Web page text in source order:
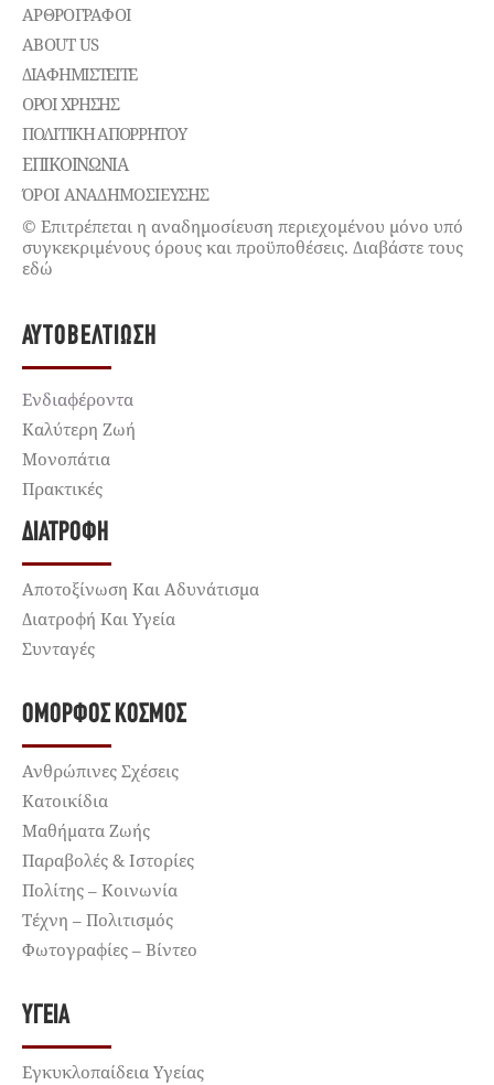
ΑΡΘΡΟΓΡΑΦΟΙ
ABOUT US
ΔΙΑΦΗΜΙΣΤΕΊΤΕ
ΌΡΟΙ ΧΡΉΣΗΣ
ΠΟΛΙΤΙΚΉ ΑΠΟΡΡΉΤΟΥ
ΕΠΙΚΟΙΝΩΝΊΑ
ΌΡΟΙ ΑΝΑΔΗΜΟΣΙΕΥΣΗΣ
© Επιτρέπεται η αναδημοσίευση περιεχομένου μόνο υπό
συγκεκριμένους όρους και προϋποθέσεις. Διαβάστε τους
εδώ
ΑΥΤΟΒΕΛΤΊΩΣΗ
Ενδιαφέροντα
Καλύτερη Ζωή
Μονοπάτια
Πρακτικές
ΔΙΑΤΡΟΦΉ
Αποτοξίνωση Και Αδυνάτισμα
Διατροφή Και Υγεία
Συνταγές
ΌΜΟΡΦΟΣ ΚΌΣΜΟΣ
Ανθρώπινες Σχέσεις
Κατοικίδια
Μαθήματα Ζωής
Παραβολές & Ιστορίες
Πολίτης – Κοινωνία
Τέχνη – Πολιτισμός
Φωτογραφίες – Βίντεο
ΥΓΕΊΑ
Εγκυκλοπαίδεια Υγείας